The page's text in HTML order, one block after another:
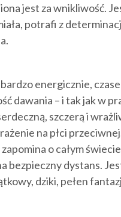
jest za wnikliwość.
potrafi z
energicznie,
dawania – i tak jak w
szczerą i
na płci
o całym
dystans.
dziki, pełen